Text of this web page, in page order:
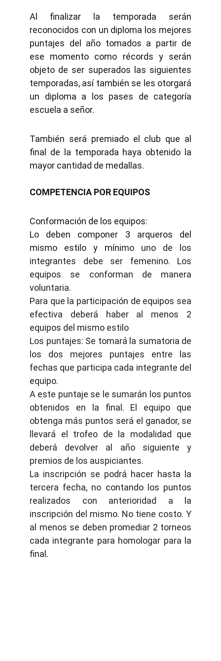
Al finalizar la temporada serán
reconocidos con un diploma los mejores
puntajes del año tomados a partir de
ese momento como récords y serán
objeto de ser superados las siguientes
temporadas, así también se les otorgará
un diploma a los pases de categoría
escuela a señor.
También será premiado el club que al
final de la temporada haya obtenido la
mayor cantidad de medallas.
COMPETENCIA POR EQUIPOS
Conformación de los equipos:
Lo deben componer 3 arqueros del
mismo estilo y mínimo uno de los
integrantes debe ser femenino. Los
equipos se conforman de manera
voluntaria.
Para que la participación de equipos sea
efectiva deberá haber al menos 2
equipos del mismo estilo
Los puntajes: Se tomará la sumatoria de
los dos mejores puntajes entre las
fechas que participa cada integrante del
equipo.
A este puntaje se le sumarán los puntos
obtenidos en la final. El equipo que
obtenga más puntos será el ganador, se
llevará el trofeo de la modalidad que
deberá devolver al año siguiente y
premios de los auspiciantes.
La inscripción se podrá hacer hasta la
tercera fecha, no contando los puntos
realizados con anterioridad a la
inscripción del mismo. No tiene costo. Y
al menos se deben promediar 2 torneos
cada integrante para homologar para la
final.